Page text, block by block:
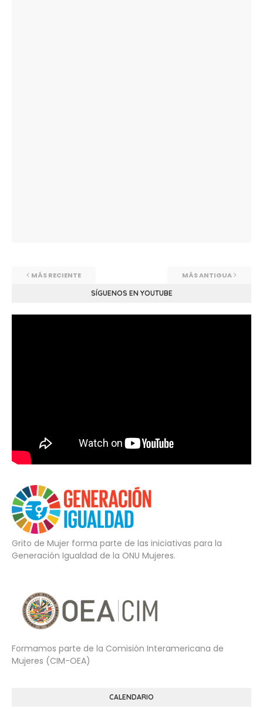
MÁS RECIENTE MÁS ANTIGUA
SÍGUENOS EN YOUTUBE
Grito de Mujer forma parte de las iniciativas para la
Generación Igualdad de la ONU Mujeres.
Formamos parte de la Comisión Interamericana de
Mujeres (CIM-OEA)
CALENDARIO